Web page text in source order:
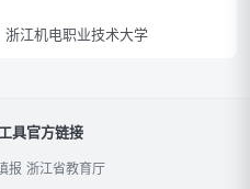
江机电职业技术大学
具
报
官方链接
浙江省教育厅